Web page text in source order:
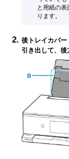
と用紙の
ります。
後トレイカバ
引き出して、後